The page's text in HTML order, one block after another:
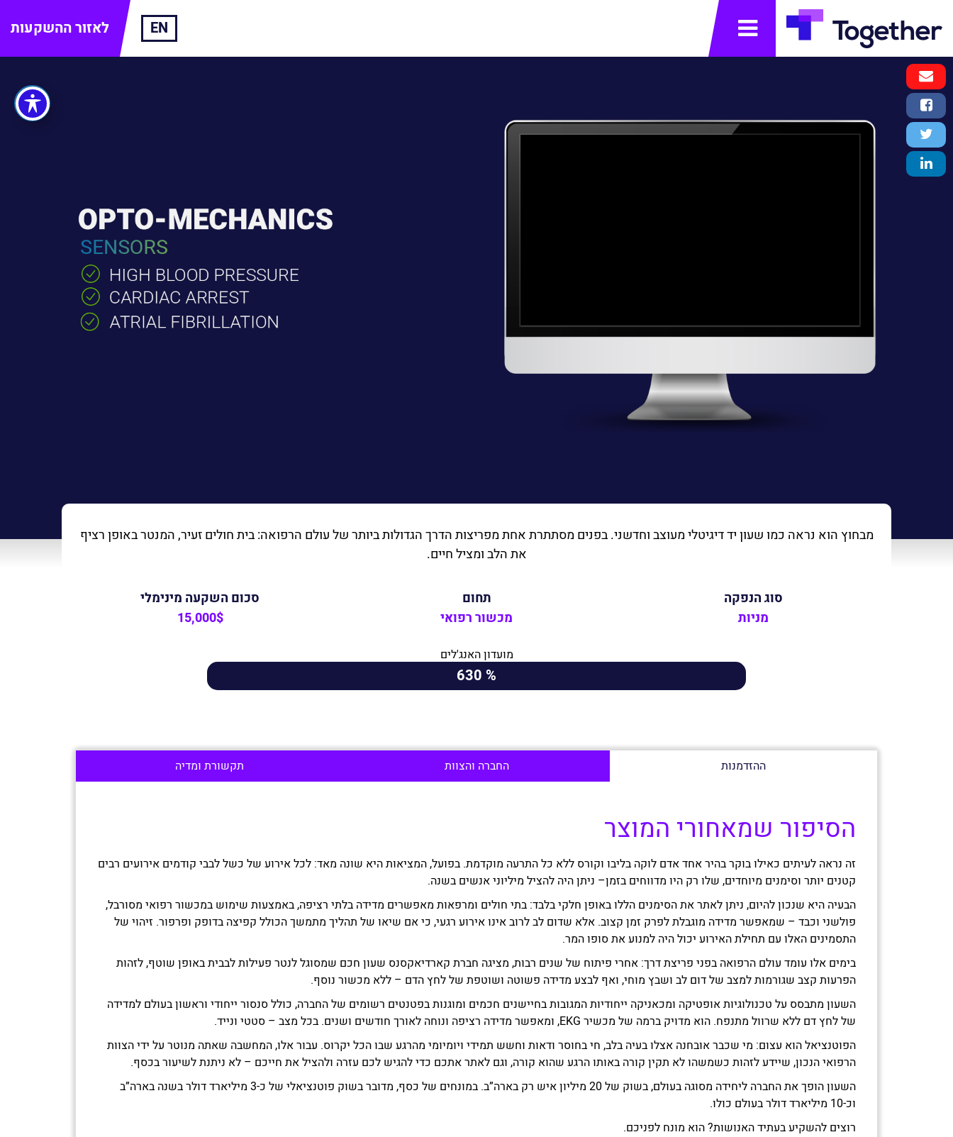
תפריט לאזור ההשקעות EN
מבחוץ הוא נראה כמו שעון יד דיגיטלי מעוצב וחדשני. בפנים מסתתרת אחת מפריצות הדרך הגדולות ביותר של עולם הרפואה: בית חולים זעיר, המנטר באופן רציף
את הלב ומציל חיים.
סוג הנפקה
מניות
תחום
מכשור רפואי
סכום השקעה מינימלי
15,000$
% 630
מועדון האנג'לים
ההזדמנות החברה והצוות תקשורת ומדיה
הסיפור שמאחורי המוצר
זה נראה לעיתים כאילו בוקר בהיר אחד אדם לוקה בליבו וקורס ללא כל התרעה מוקדמת. בפועל, המציאות היא שונה מאד: לכל אירוע של כשל לבבי קודמים אירועים רבים
קטנים יותר וסימנים מיוחדים, שלו רק היו מדווחים בזמן– ניתן היה להציל מיליוני אנשים בשנה.
הבעיה היא שנכון להיום, ניתן לאתר את הסימנים הללו באופן חלקי בלבד: בתי חולים ומרפאות מאפשרים מדידה בלתי רציפה, באמצעות שימוש במכשור רפואי מסורבל,
פולשני וכבד – שמאפשר מדידה מוגבלת לפרק זמן קצוב. אלא שדום לב לרוב אינו אירוע רגעי, כי אם שיאו של תהליך מתמשך הכולל קפיצה בדופק ופרפור. זיהוי של
התסמינים האלו עם תחילת האירוע יכול היה למנוע את סופו המר.
בימים אלו עומד עולם הרפואה בפני פריצת דרך: אחרי פיתוח של שנים רבות, מציגה חברת קארדיאקסנס שעון חכם שמסוגל לנטר פעילות לבבית באופן שוטף, לזהות
הפרעות קצב שגורמות למצב של דום לב ושבץ מוחי, ואף לבצע מדידה פשוטה ושוטפת של לחץ הדם – ללא מכשור נוסף.
השעון מתבסס על טכנולוגיות אופטיקה ומכאניקה ייחודיות המגובות בחיישנים חכמים ומוגנות בפטנטים רשומים של החברה, כולל סנסור ייחודי וראשון בעולם למדידה
של לחץ דם ללא שרוול מתנפח. הוא מדויק ברמה של מכשיר EKG, ומאפשר מדידה רציפה ונוחה לאורך חודשים ושנים. בכל מצב – סטטי ונייד.
הפוטנציאל הוא עצום: מי שכבר אובחנה אצלו בעיה בלב, חי בחוסר ודאות וחשש תמידי ויומיומי מהרגע שבו הכל יקרוס. עבור אלו, המחשבה שאתה מנוטר על ידי הצוות
הרפואי הנכון, שיידע לזהות כשמשהו לא תקין קורה באותו הרגע שהוא קורה, וגם לאתר אתכם כדי להגיש לכם עזרה ולהציל את חייכם – לא ניתנת לשיעור בכסף.
השעון הופך את החברה ליחידה מסוגה בעולם, בשוק של 20 מיליון איש רק בארה”ב. במונחים של כסף, מדובר בשוק פוטנציאלי של כ-3 מיליארד דולר בשנה בארה”ב
וכ-10 מיליארד דולר בעולם כולו.
רוצים להשקיע בעתיד האנושות? הוא מונח לפניכם.
Email
Message
Facebook
Share
Tweet
LinkedIn
Share